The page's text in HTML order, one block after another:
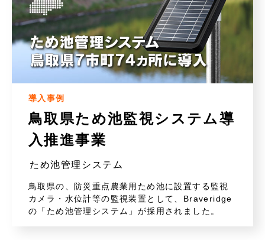
導入事例
鳥取県ため池監視システム導
入推進事業
ため池管理システム
鳥取県の、防災重点農業用ため池に設置する監視
カメラ・水位計等の監視装置として、Braveridge
の「ため池管理システム」が採用されました。